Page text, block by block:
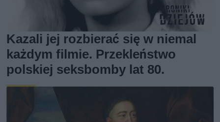
Kazali jej rozbierać się w niemal
każdym filmie. Przekleństwo
polskiej seksbomby lat 80.